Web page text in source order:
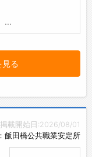
...
見る
掲載開始日:2026/08/01
飯田橋公共職業安定所